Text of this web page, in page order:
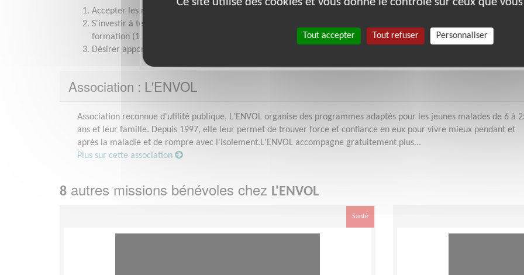
Accepter les règles de vie en collectivité
S'investir à temps plein pendant toute la durée de la
formation (1,5 jour) et séjour (5 jours)
Désirer apporter son aide aux enfants malades
Du 15/08/2026 au 21/08/2026
Association : L'ENVOL
Association reconnue d'utilité publique, L'ENVOL organise des programmes adaptés pour les jeunes malades de 6 à
ans et leur famille. Depuis 1997, elle leur permet de trouver force et confiance en eux pour vivre mieux pendant et
après la maladie et de rompre avec l'isolement.L'ENVOL accompagne gratuitement plus...
Plus sur cette association
8 autres missions bénévoles chez L'ENVOL
Santé
Tout accepter Tout refuser Personnaliser